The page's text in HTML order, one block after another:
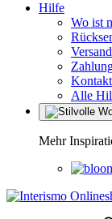
Hilfe
Wo ist
Kontakt
Alle
Mehr